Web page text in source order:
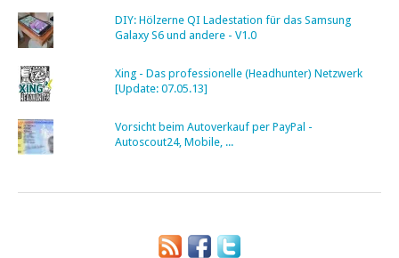
DIY: Hölzerne QI Ladestation für das Samsung
Galaxy S6 und andere - V1.0
Xing - Das professionelle (Headhunter) Netzwerk
[Update: 07.05.13]
Vorsicht beim Autoverkauf per PayPal -
Autoscout24, Mobile, ...